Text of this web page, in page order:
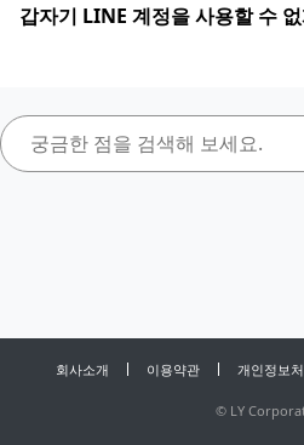
갑자기 LINE 계정을 사용할 수
회사소개 이용약관 개인정보
© LY